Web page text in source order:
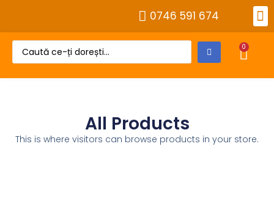
0746 591 674
0
All Products
This is where visitors can browse products in your store.